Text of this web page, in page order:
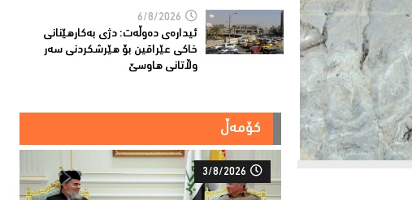
6/8/2026
ئیدارەى دەوڵەت: دژى بەکارهێنانى
خاکی عێراقین بۆ هێرشکردنى سەر
وڵاتانی هاوسێ
کۆمەڵ
3/8/2026